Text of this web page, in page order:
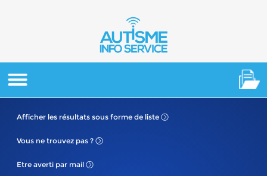
Afficher les résultats sous forme de liste
Vous ne trouvez pas ?
Etre averti par mail